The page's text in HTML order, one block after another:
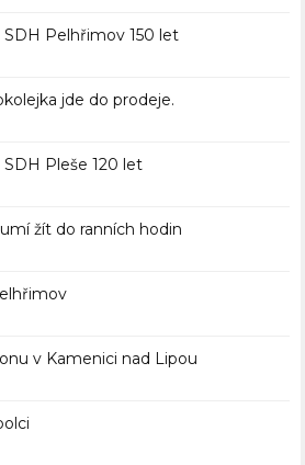
Pelhřimov 150 let
jde do prodeje.
Pleše 120 let
žít do ranních hodin
v Kamenici nad Lipou